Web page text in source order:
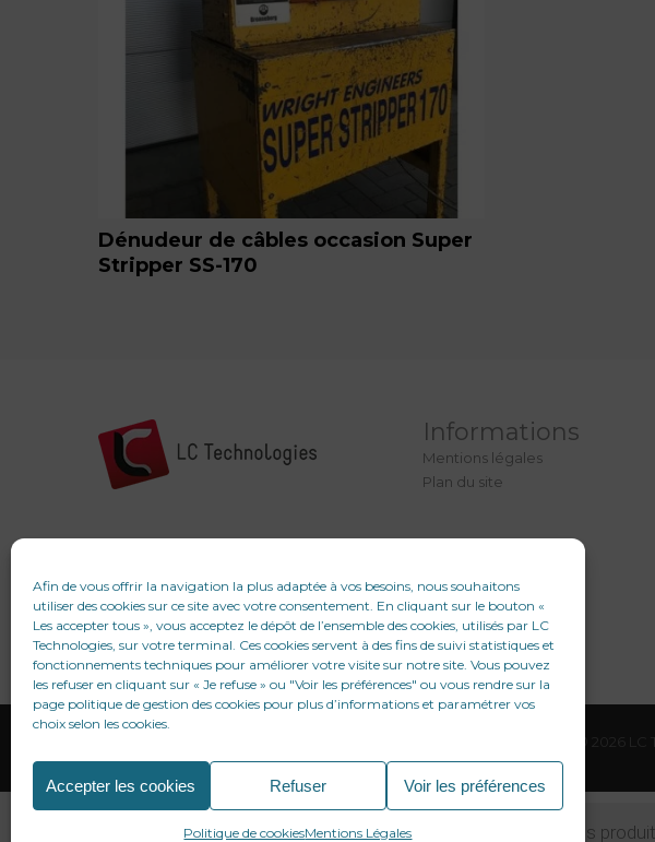
Afin de vous offrir la navigation la plus adaptée à vos besoins, nous souhaitons
utiliser des cookies sur ce site avec votre consentement. En cliquant sur le bouton «
Les accepter tous », vous acceptez le dépôt de l’ensemble des cookies, utilisés par LC
Technologies, sur votre terminal. Ces cookies servent à des fins de suivi statistiques et
fonctionnements techniques pour améliorer votre visite sur notre site. Vous pouvez
les refuser en cliquant sur « Je refuse » ou "Voir les préférences" ou vous rendre sur la
page politique de gestion des cookies pour plus d’informations et paramétrer vos
choix selon les cookies.
Accepter les cookies Refuser Voir les préférences
Politique de cookiesMentions Légales
Dénudeur de câbles occasion Super
Stripper SS-170
Informations
Mentions légales
Plan du site
Recherche